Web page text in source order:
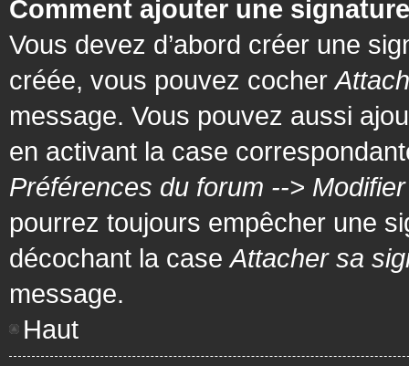
Comment ajouter une
Vous devez d’abord créer une
créée, vous pouvez cocher
message. Vous pouvez aussi
en activant la case
Préférences du forum -->
pourrez toujours empêcher une
décochant la caseAttacher sa
message.
Haut